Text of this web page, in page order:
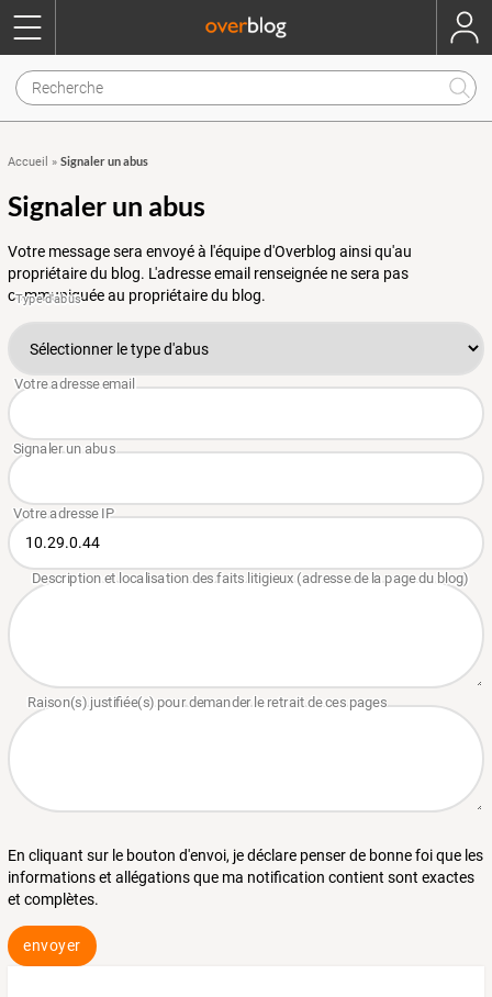
Accueil » Signaler un abus
Signaler un abus
Votre message sera envoyé à l'équipe d'Overblog ainsi qu'au
propriétaire du blog. L'adresse email renseignée ne sera pas
communiquée au propriétaire du blog.
En cliquant sur le bouton d'envoi, je déclare penser de bonne foi que les
informations et allégations que ma notification contient sont exactes
et complètes.
envoyer